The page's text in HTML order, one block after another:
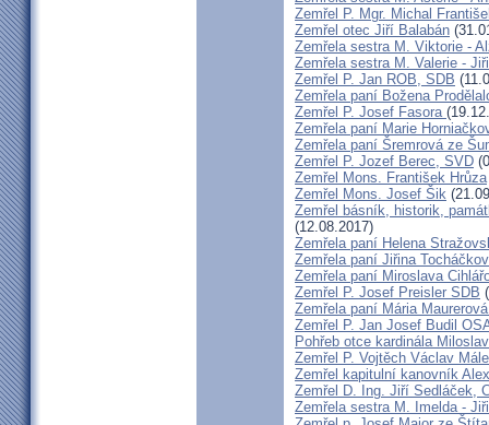
Zemřel P. Mgr. Michal
Zemřel otec Jiří Balabán
Zemřela sestra M. Viktorie -
Zemřela sestra M. Valerie -
Zemřel P. Jan ROB, SDB
Zemřela paní Božena
Zemřel P. Josef Fasora
Zemřela paní Marie
Zemřela paní Šremrová ze
Zemřel P. Jozef Berec, SVD
Zemřel Mons. František Hrůza
Zemřel Mons. Josef Šik
Zemřel básník, historik,
(12.08.2017)
Zemřela paní Helena
Zemřela paní Jiřina
Zemřela paní Miroslava
Zemřel P. Josef Preisler SDB
Zemřela paní Mária
Zemřel P. Jan Josef Budil
Pohřeb otce kardinála
Zemřel P. Vojtěch Václav
Zemřel kapitulní kanovník
Zemřel D. Ing. Jiří Sedláček,
Zemřela sestra M. Imelda -